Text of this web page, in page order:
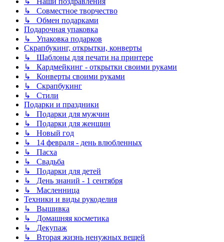
↳ Совместное творчество
↳ Обмен подарками
Подарочная упаковка
↳ Упаковка подарков
Скрапбукинг, открытки, конверты
↳ Шаблоны для печати на принтере
↳ Кардмейкинг - открытки своими руками
↳ Конверты своими руками
↳ Скрапбукинг
↳ Стили
Подарки и праздники
↳ Подарки для мужчин
↳ Подарки для женщин
↳ Новый год
↳ 14 февраля - день влюбленных
↳ Пасха
↳ Свадьба
↳ Подарки для детей
↳ День знаний - 1 сентября
↳ Масленница
Техники и виды рукоделия
↳ Вышивка
↳ Домашняя косметика
↳ Декупаж
↳ Вторая жизнь ненужных вещей